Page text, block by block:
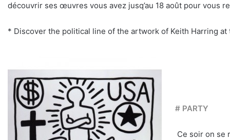
découvrir ses œuvres vous avez jusq’au 18 août pour vous
* Discover the political line of the artwork of Keith Harring at
# PARTY
Ce soir on se